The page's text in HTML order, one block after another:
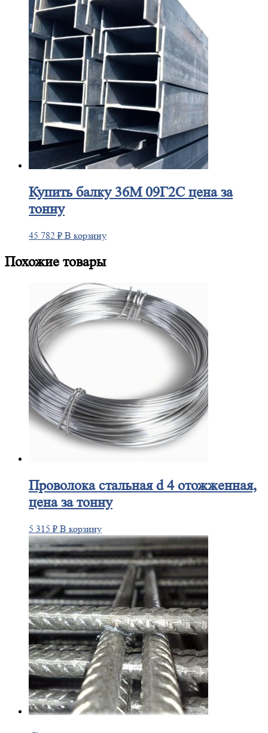
Купитьбалку 36М 09Г2С цена за
тонну
45 782 ₽ В корзину
Похожие товары
Проволокастальная d 4 отожженная,
цена за тонну
5 315 ₽ В корзину